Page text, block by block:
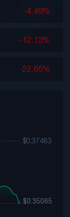
-4.49%
-12.13%
-22.65%